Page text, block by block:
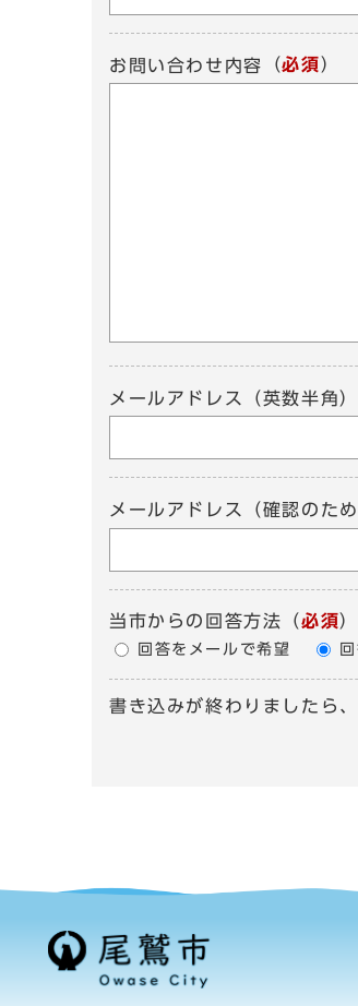
お問い合わせ内容 （必須）
メールアドレス（英数半角）
メールアドレス（確認のた
当市からの回答方法 （必須）
回答をメールで希望
書き込みが終わりましたら